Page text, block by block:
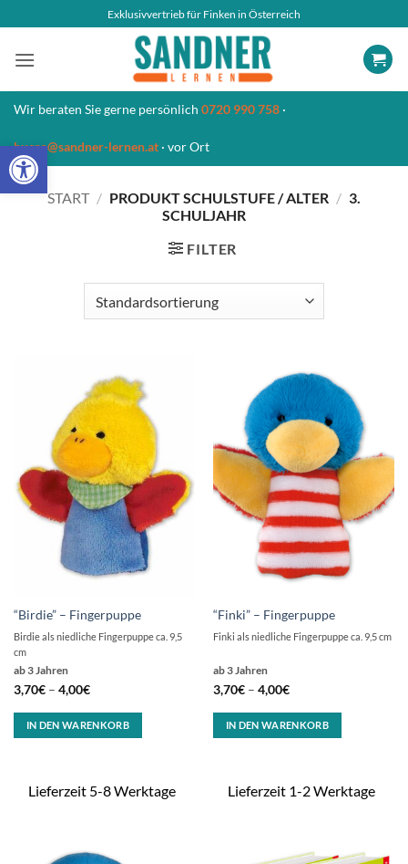
Open toolbar
Inhalt
springen
Exklusivvertrieb für Finken in Österreich
Wir beraten Sie gerne persönlich 0720 990 758 ·
buero@sandner-lernen.at · vor Ort
START / PRODUKT SCHULSTUFE / ALTER / 3.
SCHULJAHR
FILTER
“Birdie” – Fingerpuppe
ab 3 Jahren
3,70€– 4,00€
Birdie als niedliche Fingerpuppe ca. 9,5
cm
IN DEN WARENKORB
Lieferzeit 5-8 Werktage
“Finki” – Fingerpuppe
ab 3 Jahren
3,70€– 4,00€
Finki als niedliche Fingerpuppe ca. 9,5 cm
IN DEN WARENKORB
Lieferzeit 1-2 Werktage